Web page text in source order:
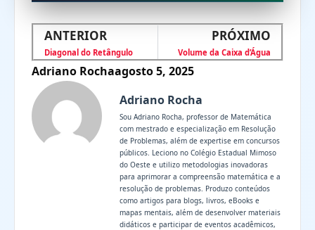
ANTERIOR
Diagonal do Retângulo
PRÓXIMO
Volume da Caixa d’Água
Adriano Rochaagosto 5, 2025
Adriano Rocha
Sou Adriano Rocha, professor de Matemática
com mestrado e especialização em Resolução
de Problemas, além de expertise em concursos
públicos. Leciono no Colégio Estadual Mimoso
do Oeste e utilizo metodologias inovadoras
para aprimorar a compreensão matemática e a
resolução de problemas. Produzo conteúdos
como artigos para blogs, livros, eBooks e
mapas mentais, além de desenvolver materiais
didáticos e participar de eventos acadêmicos,